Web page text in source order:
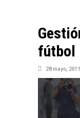
fútbol
28 mayo, 2019